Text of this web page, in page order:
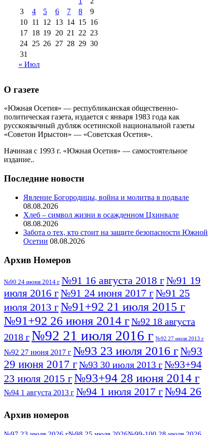
августа 2013 г
(12)
3
4 5 6 7 8
9
10 11 12 13 14 15 16
17 18 19 20 21 22 23
24 25 26 27 28 29 30
31
« Июл
О газете
«Южная Осетия» — республиканская общественно-
политическая газета, издается с января 1983 года как
русскоязычный дубляж осетинской национальной газеты
«Советон Ирыстон» — «Советская Осетия».
Начиная с 1993 г. «Южная Осетия» — самостоятельное
издание..
Последние новости
Явление Богородицы, война и молитва в подвале
08.08.2026
Хлеб – символ жизни в осажденном Цхинвале
08.08.2026
Забота о тех, кто стоит на защите безопасности Южной
Осетии 08.08.2026
Архив Номеров
№90 24 июня 2014 г №91 16 августа 2018 г№91 19
июля 2016 г№91 24 июня 2017 г№91 25
июля 2013 г№91+92 21 июля 2015 г
№91+92 26 июня 2014 г№92 18 августа
2018 г№92 21 июля 2016 г №92 27 июля 2013 г
№92 27 июня 2017 г №93 23 июля 2016 г№93
29 июня 2017 г№93 30 июля 2013 г№93+94
23 июля 2015 г№93+94 28 июня 2014 г
№94 1 августа 2013 г №94 1 июля 2017 г№94 26
№95 7 августа 2012 г
№95 28 июля 2016 г №95+96 3 августа
Архив номеров